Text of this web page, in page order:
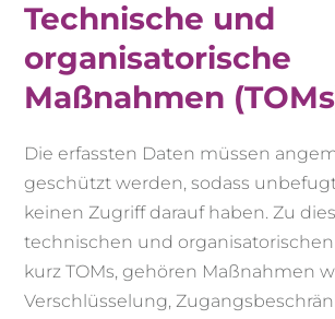
Technische und
organisatorische
Maßnahmen
Die erfassten Daten müssen
geschützt werden, sodass
keinen Zugriff darauf haben. Zu
technischen und
kurz TOMs, gehören Maßnahmen
Verschlüsselung,